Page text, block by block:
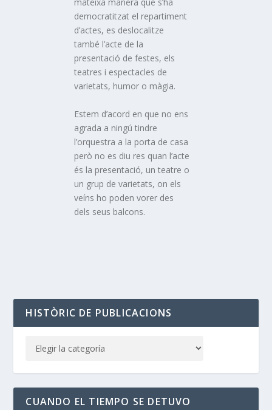
mateixa manera que s’ha
democratitzat el repartiment
d’actes, es deslocalitze
també l’acte de la
presentació de festes, els
teatres i espectacles de
varietats, humor o màgia.
Estem d’acord en que no ens
agrada a ningú tindre
l’orquestra a la porta de casa
però no es diu res quan l’acte
és la presentació, un teatre o
un grup de varietats, on els
veíns ho poden vorer des
dels seus balcons.
HISTÒRIC DE PUBLICACIONS
CUANDO EL TIEMPO SE DETUVO